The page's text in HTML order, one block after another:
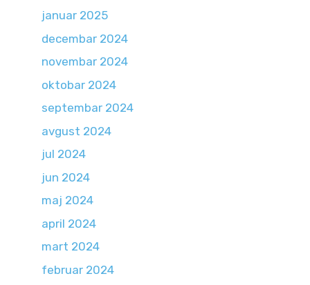
januar 2025
decembar 2024
novembar 2024
oktobar 2024
septembar 2024
avgust 2024
jul 2024
jun 2024
maj 2024
april 2024
mart 2024
februar 2024